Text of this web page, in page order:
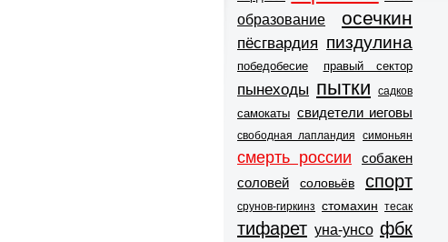
образование осечкин
пёсгвардия пиздулина
победобесие правый сектор
пынеходы пытки садков
самокаты свидетели иеговы
свободная лапландия симоньян
смерть россии
собакен
соловей
соловьёв спорт
срунов-гиркинз стомахин тесак
тифарет уна-унсо фбк